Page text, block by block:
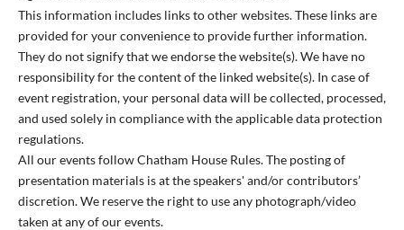
This information includes links to other websites. These links are
provided for your convenience to provide further information.
They do not signify that we endorse the website(s). We have no
responsibility for the content of the linked website(s). In case of
event registration, your personal data will be collected, processed,
and used solely in compliance with the applicable data protection
regulations.
All our events follow Chatham House Rules. The posting of
presentation materials is at the speakers' and/or contributors’
discretion. We reserve the right to use any photograph/video
taken at any of our events.